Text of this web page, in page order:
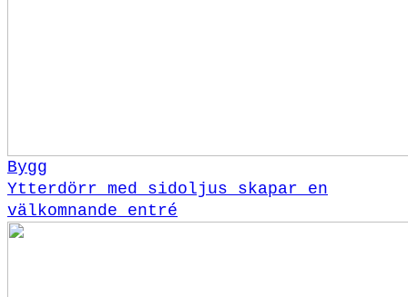
Bygg
Ytterdörr med sidoljus skapar en
välkomnande entré